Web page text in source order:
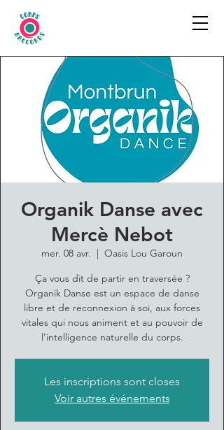
Organik Danse avec
Mercè Nebot
mer. 08 avr.
  |
Oasis Lou Garoun
Ça vous dit de partir en traversée ?
Organik Danse est un espace de danse
libre et de reconnexion à soi, aux forces
vitales qui nous animent et au pouvoir de
l’intelligence naturelle du corps.
Les inscriptions sont closes
Voir autres événements